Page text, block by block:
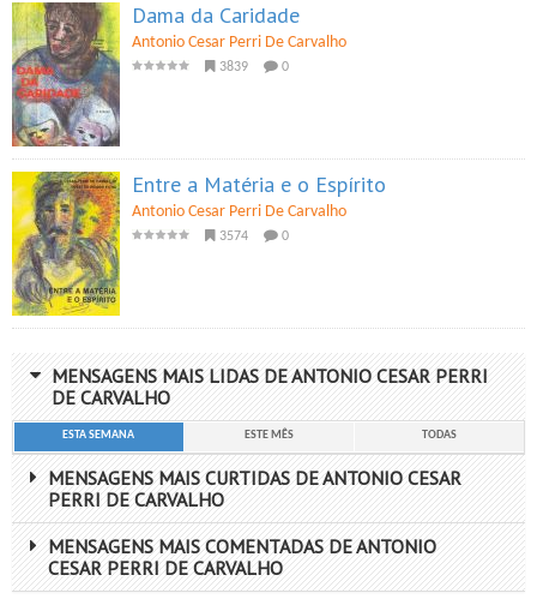
Dama da Caridade
Antonio Cesar Perri De Carvalho
3839 0
Entre a Matéria e o Espírito
Antonio Cesar Perri De Carvalho
3574 0
MENSAGENS MAIS LIDAS DE ANTONIO CESAR PERRI
DE CARVALHO
ESTA SEMANA ESTE MÊS TODAS
MENSAGENS MAIS CURTIDAS DE ANTONIO CESAR
PERRI DE CARVALHO
MENSAGENS MAIS COMENTADAS DE ANTONIO
CESAR PERRI DE CARVALHO